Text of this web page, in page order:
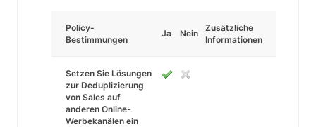
Policy-
Bestimmungen
Ja Nein
Zusätzliche
Informationen
Setzen Sie Lösungen
zur Deduplizierung
von Sales auf
anderen Online-
Werbekanälen ein